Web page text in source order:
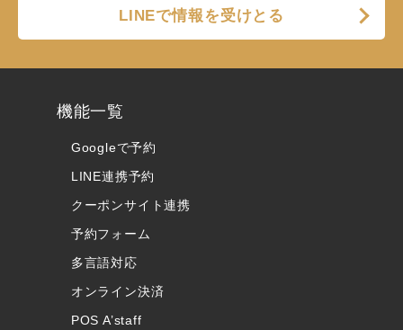
LINEで情報を受けとる
機能一覧
Googleで予約
LINE連携予約
クーポンサイト連携
予約フォーム
多言語対応
オンライン決済
POS A’staff